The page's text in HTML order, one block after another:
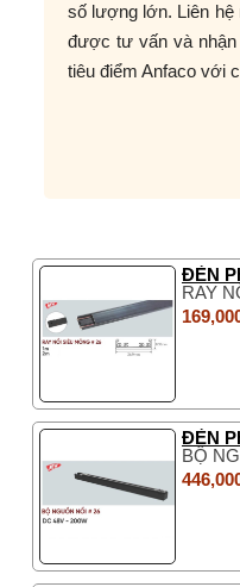
số lượng lớn. Liên hệ
được tư vấn và
tiêu điểm Anfaco với
ĐÈN
RAY
ĐÈN
BỘ